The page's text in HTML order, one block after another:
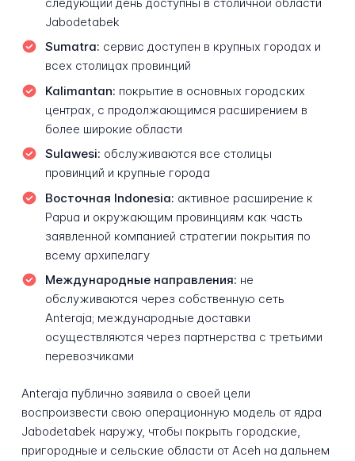
Jabodetabek
Sumatra: сервис доступен в крупных городах и
всех столицах провинций
Kalimantan: покрытие в основных городских
центрах, с продолжающимся расширением в
более широкие области
Sulawesi: обслуживаются все столицы
провинций и крупные города
Восточная Indonesia: активное расширение к
Papua и окружающим провинциям как часть
заявленной компанией стратегии покрытия по
всему архипелагу
Международные направления: не
обслуживаются через собственную сеть
Anteraja; международные доставки
осуществляются через партнерства с третьими
перевозчиками
Anteraja публично заявила о своей цели
воспроизвести свою операционную модель от ядра
Jabodetabek наружу, чтобы покрыть городские,
пригородные и сельские области от Aceh на дальнем